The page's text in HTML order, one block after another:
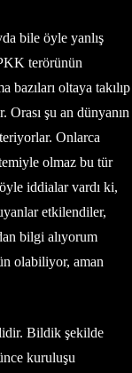
bile öyle yanlış
terörünün
bazıları oltaya takılıp
şu an dünyanın
Onlarca
olmaz bu tür
iddialar vardı ki,
etkilendiler,
bilgi alıyorum
olabiliyor, aman
Bildik şekilde
kuruluşu